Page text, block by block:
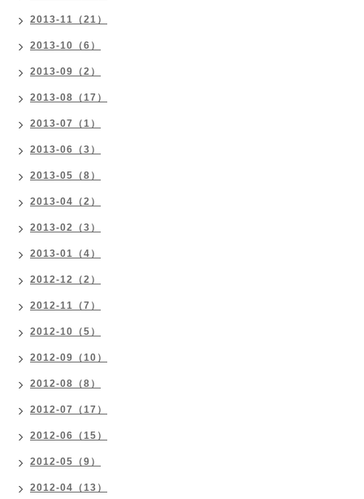
2013-11（21）
2013-10（6）
2013-09（2）
2013-08（17）
2013-07（1）
2013-06（3）
2013-05（8）
2013-04（2）
2013-02（3）
2013-01（4）
2012-12（2）
2012-11（7）
2012-10（5）
2012-09（10）
2012-08（8）
2012-07（17）
2012-06（15）
2012-05（9）
2012-04（13）